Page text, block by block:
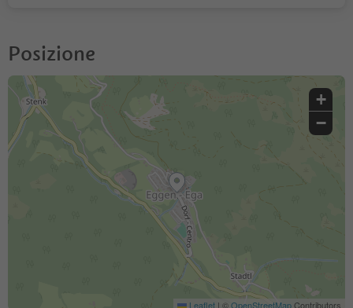
Posizione
+
−
Leaflet | ©OpenStreetMapContributors